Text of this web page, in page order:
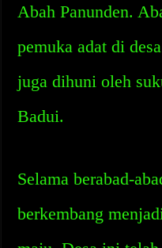
Abah Panunden.
pemuka adat di
juga dihuni oleh
Badui.
Selama berabad-
berkembang